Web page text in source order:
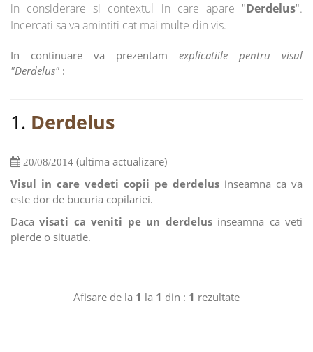
in considerare si contextul in care apare "Derdelus".
Incercati sa va amintiti cat mai multe din vis.
In continuare va prezentam explicatiile pentru visul
"Derdelus" :
1. Derdelus
20/08/2014 (ultima actualizare)
Visul in care vedeti copii pe derdelus inseamna ca va
este dor de bucuria copilariei.
Dacavisati ca veniti pe un derdelusinseamna ca veti
pierde o situatie.
Afisare de la 1 la 1 din : 1 rezultate